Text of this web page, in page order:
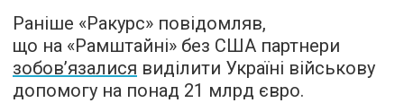
Раніше «Ракурс» повідомляв,
що на «Рамштайні» без США партнери
зобовʼязалися виділити Україні військову
допомогу на понад 21 млрд євро.